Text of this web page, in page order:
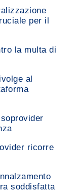
per il
la multa di
al
ricorre
soddisfatta